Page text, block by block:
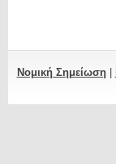
Νομική Σημείωση|